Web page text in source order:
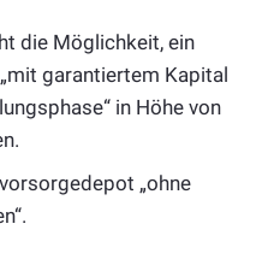
die Möglichkeit, ein
garantiertem Kapital
in Höhe von
„ohne